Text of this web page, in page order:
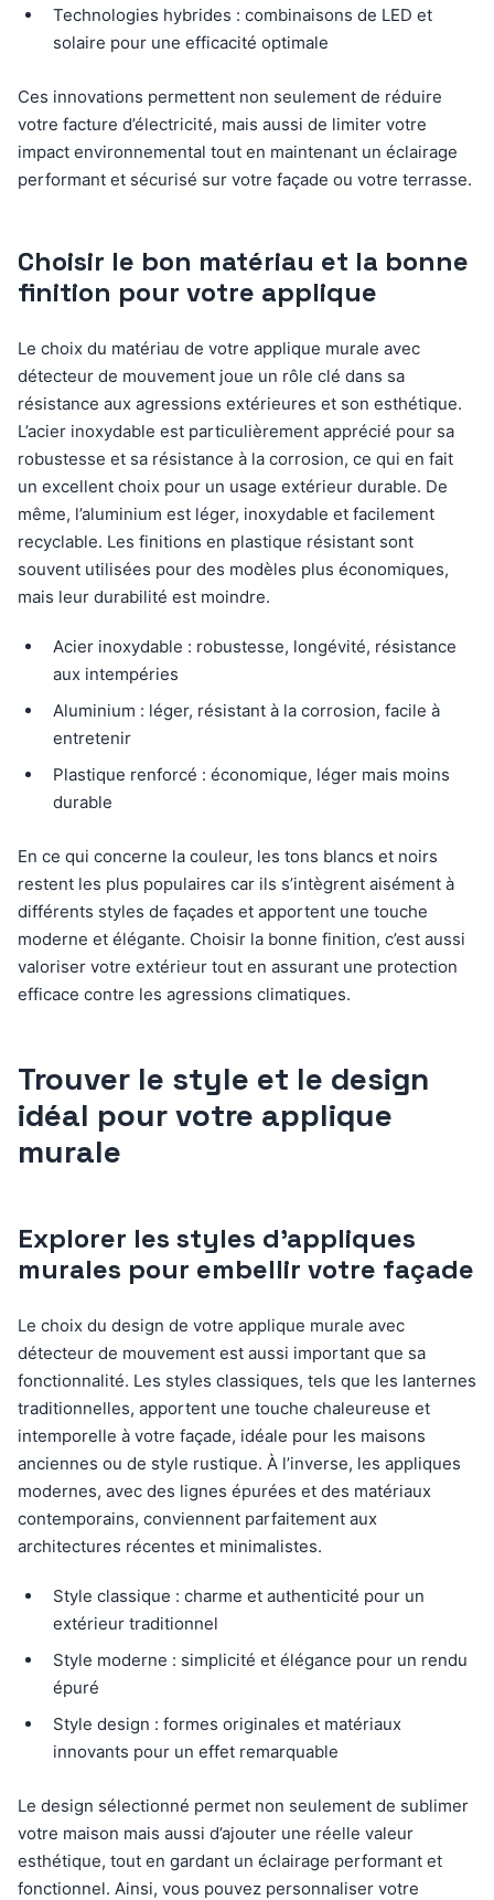
Technologies hybrides : combinaisons de LED et
solaire pour une efficacité optimale
Ces innovations permettent non seulement de réduire
votre facture d’électricité, mais aussi de limiter votre
impact environnemental tout en maintenant un éclairage
performant et sécurisé sur votre façade ou votre terrasse.
Choisir le bon matériau et la bonne
finition pour votre applique
Le choix du matériau de votre applique murale avec
détecteur de mouvement joue un rôle clé dans sa
résistance aux agressions extérieures et son esthétique.
L’acier inoxydable est particulièrement apprécié pour sa
robustesse et sa résistance à la corrosion, ce qui en fait
un excellent choix pour un usage extérieur durable. De
même, l’aluminium est léger, inoxydable et facilement
recyclable. Les finitions en plastique résistant sont
souvent utilisées pour des modèles plus économiques,
mais leur durabilité est moindre.
Acier inoxydable : robustesse, longévité, résistance
aux intempéries
Aluminium : léger, résistant à la corrosion, facile à
entretenir
Plastique renforcé : économique, léger mais moins
durable
En ce qui concerne la couleur, les tons blancs et noirs
restent les plus populaires car ils s’intègrent aisément à
différents styles de façades et apportent une touche
moderne et élégante. Choisir la bonne finition, c’est aussi
valoriser votre extérieur tout en assurant une protection
efficace contre les agressions climatiques.
Trouver le style et le design
idéal pour votre applique
murale
Explorer les styles d’appliques
murales pour embellir votre façade
Le choix du design de votre applique murale avec
détecteur de mouvement est aussi important que sa
fonctionnalité. Les styles classiques, tels que les lanternes
traditionnelles, apportent une touche chaleureuse et
intemporelle à votre façade, idéale pour les maisons
anciennes ou de style rustique. À l’inverse, les appliques
modernes, avec des lignes épurées et des matériaux
contemporains, conviennent parfaitement aux
architectures récentes et minimalistes.
Style classique : charme et authenticité pour un
extérieur traditionnel
Style moderne : simplicité et élégance pour un rendu
épuré
Style design : formes originales et matériaux
innovants pour un effet remarquable
Le design sélectionné permet non seulement de sublimer
votre maison mais aussi d’ajouter une réelle valeur
esthétique, tout en gardant un éclairage performant et
fonctionnel. Ainsi, vous pouvez personnaliser votre